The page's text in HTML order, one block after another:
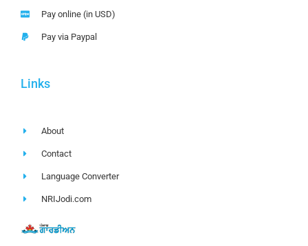
Pay online (in USD)
Pay via Paypal
Links
About
Contact
Language Converter
NRIJodi.com